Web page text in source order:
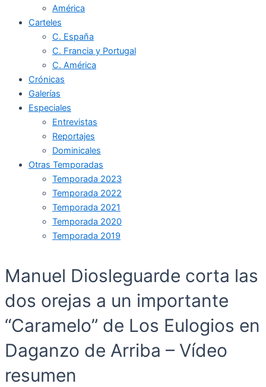
América
Carteles
C. España
C. Francia y Portugal
C. América
Crónicas
Galerías
Especiales
Entrevistas
Reportajes
Dominicales
Otras Temporadas
Temporada 2023
Temporada 2022
Temporada 2021
Temporada 2020
Temporada 2019
Manuel Diosleguarde corta las
dos orejas a un importante
“Caramelo” de Los Eulogios en
Daganzo de Arriba – Vídeo
resumen